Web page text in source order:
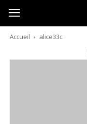
Australia-
australie.com
Accueil alice33c